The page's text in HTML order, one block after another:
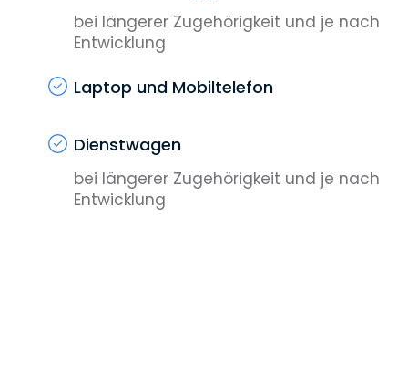
bei längerer Zugehörigkeit und je nach
Entwicklung
Laptop und Mobiltelefon
Dienstwagen
bei längerer Zugehörigkeit und je nach
Entwicklung